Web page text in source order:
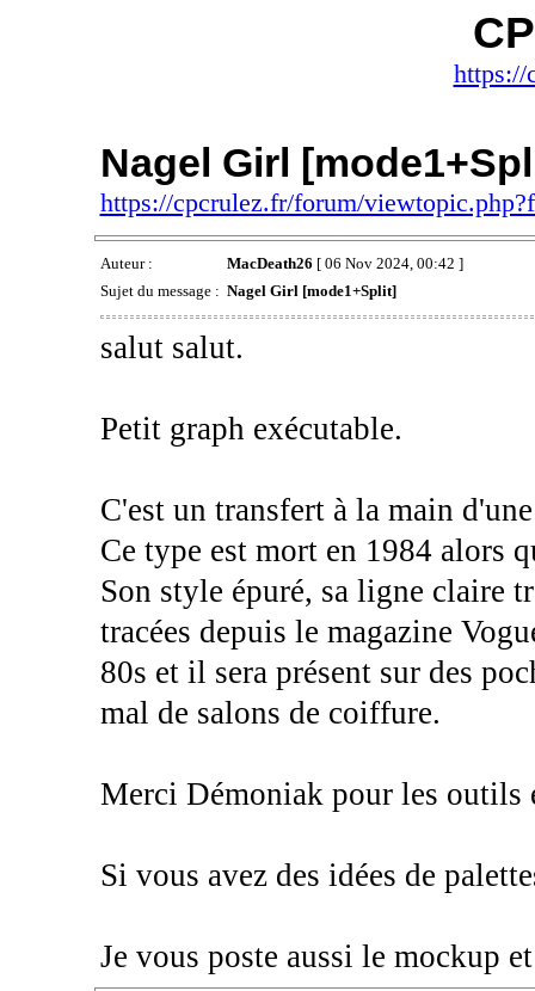
https://
Nagel Girl
https://cpcrulez.fr/forum/
Auteur : MacDeath26 [ 06 Nov 2024, 00:42 ]
Sujet du message : Nagel Girl [mode1+Split]
salut salut.
Petit graph exécutable.
C'est un transfert à la main
Ce type est mort en 1984 alors
Son style épuré, sa ligne claire
tracées depuis le magazine
80s et il sera présent sur des
mal de salons de coiffure.
Merci Démoniak pour les outils
Si vous avez des idées de
Je vous poste aussi le mockup